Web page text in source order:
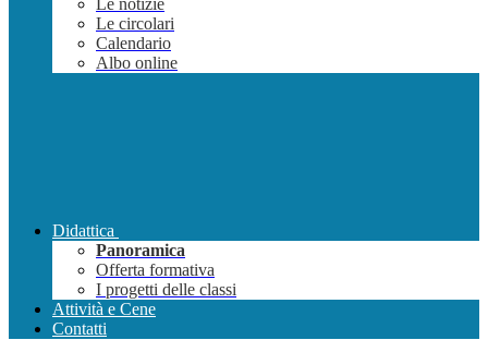
Le notizie
Le circolari
Calendario
Albo online
Didattica
Panoramica
Offerta formativa
I progetti delle classi
Attività e Cene
Contatti